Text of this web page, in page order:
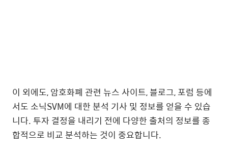
이 외에도, 암호화폐 관련 뉴스 사이트, 블로그, 포럼 등에
서도 소닉SVM에 대한 분석 기사 및 정보를 얻을 수 있습
니다. 투자 결정을 내리기 전에 다양한 출처의 정보를 종
합적으로 비교 분석하는 것이 중요합니다.